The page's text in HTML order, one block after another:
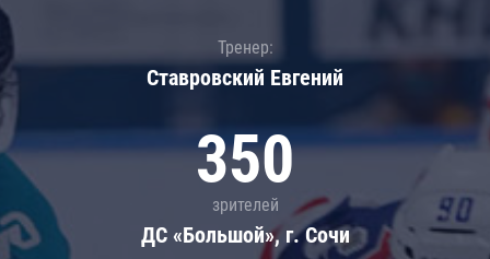
Тренер:
Ставровский Евгений
350
зрителей
ДС «Большой», г. Сочи